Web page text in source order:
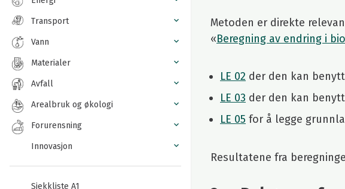
Transport
Vann
Materialer
Avfall
Arealbruk og økologi
Forurensning
Innovasjon
Sjekkliste A1
Metoden er direkte
«Beregning av endring i
LE 02 der den kan
LE 03 der den kan
LE 05 for å legge
Resultatene fra